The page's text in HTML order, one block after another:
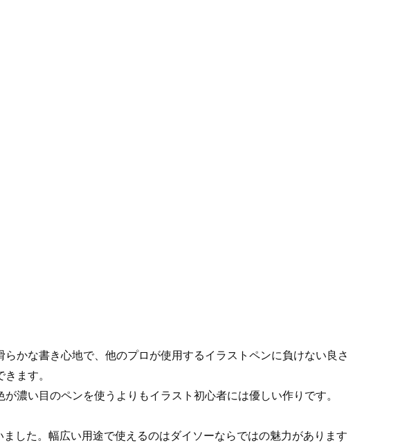
かな書き心地で、他のプロが使用するイラストペンに負けない良さ
ます。
濃い目のペンを使うよりもイラスト初心者には優しい作りです。
した。幅広い用途で使えるのはダイソーならではの魅力があります